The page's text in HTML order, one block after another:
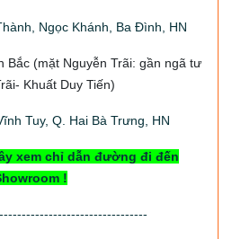
Ngọc Khánh, Ba Đình, HN
Bắc (mặt Nguyễn Trãi: gần ngã tư
Khuất Duy Tiến)
Tuy, Q. Hai Bà Trưng, HN
xem chỉ dẫn đường đi đến
!